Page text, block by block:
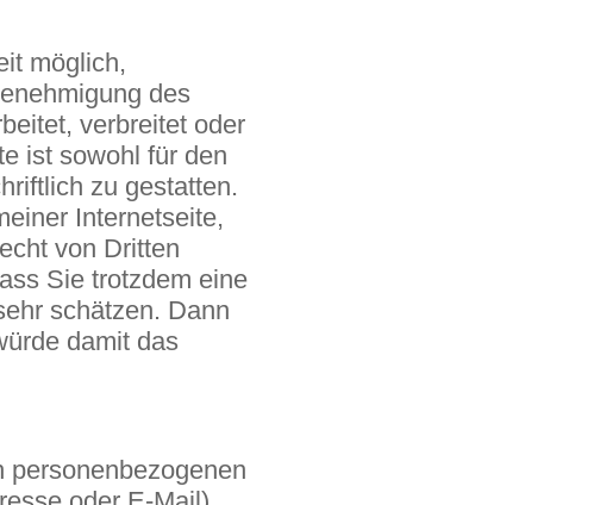
möglich,
des
verbreitet oder
ist sowohl für den
zu gestatten.
Internetseite,
von Dritten
Sie trotzdem eine
schätzen. Dann
damit das
personenbezogenen